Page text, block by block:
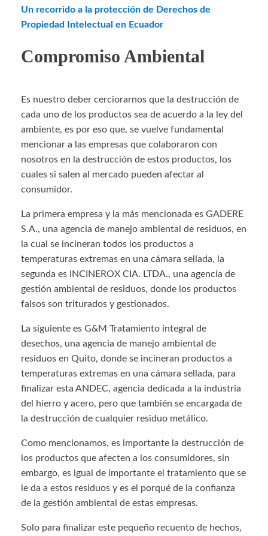
Un recorrido a la protección de Derechos de
Propiedad Intelectual en Ecuador
Compromiso Ambiental
Es nuestro deber cerciorarnos que la destrucción de
cada uno de los productos sea de acuerdo a la ley del
ambiente, es por eso que, se vuelve fundamental
mencionar a las empresas que colaboraron con
nosotros en la destrucción de estos productos, los
cuales si salen al mercado pueden afectar al
consumidor.
La primera empresa y la más mencionada es GADERE
S.A., una agencia de manejo ambiental de residuos, en
la cual se incineran todos los productos a
temperaturas extremas en una cámara sellada, la
segunda es INCINEROX CIA. LTDA., una agencia de
gestión ambiental de residuos, donde los productos
falsos son triturados y gestionados.
La siguiente es G&M Tratamiento integral de
desechos, una agencia de manejo ambiental de
residuos en Quito, donde se incineran productos a
temperaturas extremas en una cámara sellada, para
finalizar esta ANDEC, agencia dedicada a la industria
del hierro y acero, pero que también se encargada de
la destrucción de cualquier residuo metálico.
Como mencionamos, es importante la destrucción de
los productos que afecten a los consumidores, sin
embargo, es igual de importante el tratamiento que se
le da a estos residuos y es el porqué de la confianza
de la gestión ambiental de estas empresas.
Solo para finalizar este pequeño recuento de hechos,